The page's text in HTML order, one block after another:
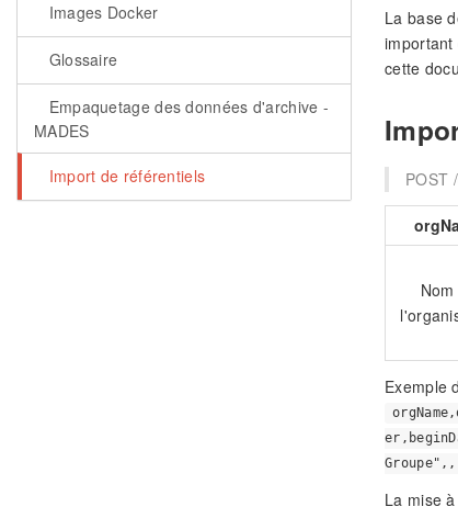
Images Docker
Glossaire
Empaquetage des données d'archive -
MADES
Import de référentiels
La base
cette
POST
Exemple
La mise